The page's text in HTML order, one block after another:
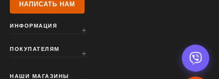
НАПИСАТЬ НАМ
ИНФОРМАЦИЯ
ПОКУПАТЕЛЯМ
НАШИ МАГАЗИНЫ